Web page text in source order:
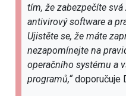
tím, že zabezpečíte
antivirový software a
Ujistěte se, že máte
nezapomínejte na
operačního systému a
programů,“ doporučuje